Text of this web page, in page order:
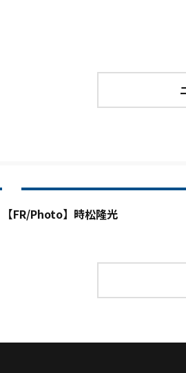
【FR/Photo】時松隆光